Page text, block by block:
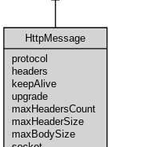
HttpMessage
protocol
headers
keepAlive
upgrade
maxHeadersCount
maxHeaderSize
maxBodySize